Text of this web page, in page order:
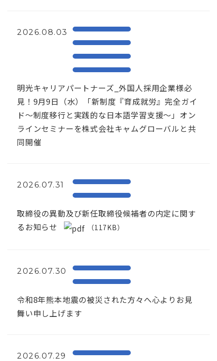
2026.08.03
明光キャリアパートナーズ_外国人採用企業様必
見！9月9日（水）「新制度『育成就労』完全ガイ
ド～制度移行と実践的な日本語学習支援～」オン
ラインセミナーを株式会社キャムグローバルと共
同開催
2026.07.31
取締役の異動及び新任取締役候補者の内定に関す
るお知らせ
（117KB）
2026.07.30
令和8年熊本地震の被災された方々へ心よりお見
舞い申し上げます
2026.07.29